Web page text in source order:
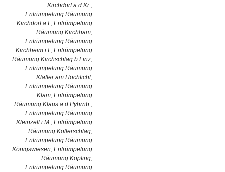
Kirchdorf a.d.Kr.,
Entrümpelung Räumung
Kirchdorf a.I., Entrümpelung
Räumung Kirchham,
Entrümpelung Räumung
Kirchheim i.I., Entrümpelung
Räumung Kirchschlag b.Linz,
Entrümpelung Räumung
Klaffer am Hochficht,
Entrümpelung Räumung
Klam, Entrümpelung
Räumung Klaus a.d.Pyhrnb.,
Entrümpelung Räumung
Kleinzell i.M., Entrümpelung
Räumung Kollerschlag,
Entrümpelung Räumung
Königswiesen, Entrümpelung
Räumung Kopfing,
Entrümpelung Räumung